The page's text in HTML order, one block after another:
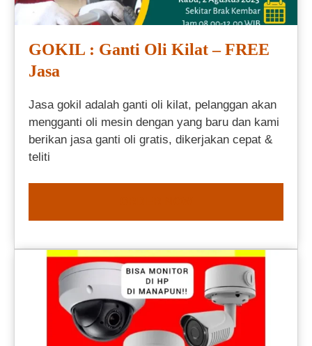
GOKIL : Ganti Oli Kilat – FREE
Jasa
Jasa gokil adalah ganti oli kilat, pelanggan akan
mengganti oli mesin dengan yang baru dan kami
berikan jasa ganti oli gratis, dikerjakan cepat &
teliti